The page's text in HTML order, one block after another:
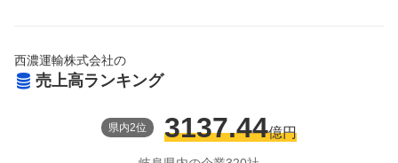
西濃運輸株式会社の
売上高ランキング
県内2位 3137.44億円